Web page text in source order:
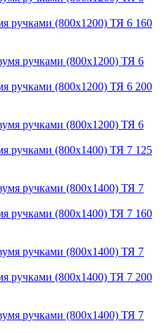
ручками (800х1200) ТЯ 6 160
ручками (800х1200) ТЯ 6 200
ручками (800х1400) ТЯ 7 125
ручками (800х1400) ТЯ 7 160
ручками (800х1400) ТЯ 7 200